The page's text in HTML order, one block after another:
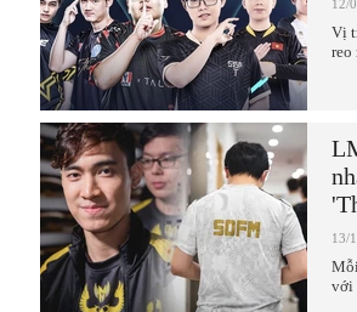
12/
Vị
reo
13/
với